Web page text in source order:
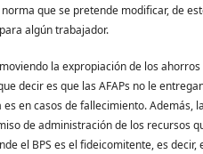
que se pretende modificar, de
algún trabajador.
la expropiación de los ahorros
decir es que las AFAPs no le
en casos de fallecimiento. Además,
de administración de los recursos
el BPS es el fideicomitente, es